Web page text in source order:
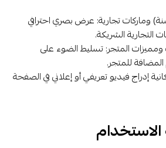
وماركات تجارية: عرض بصري احترافي
التجارية الشريكة.
ومميزات المتجر: تسليط الضوء على
للمتجر.
إدراج فيديو تعريفي أو إعلاني في الصفحة
الاستخدام